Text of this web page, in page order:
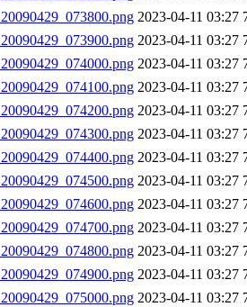
2023-04-11 03:27
2023-04-11 03:27
2023-04-11 03:27
2023-04-11 03:27
2023-04-11 03:27
2023-04-11 03:27
2023-04-11 03:27
2023-04-11 03:27
2023-04-11 03:27
2023-04-11 03:27
2023-04-11 03:27
2023-04-11 03:27
2023-04-11 03:27